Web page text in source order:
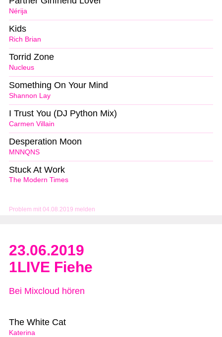
Problem mit 04.08.2019 melden
Nérija
Rich Brian
Kids
Nucleus
Torrid Zone
Shannon Lay
Something On Your Mind
Carmen Villain
I Trust You (DJ Python Mix)
MNNQNS
Desperation Moon
The Modern Times
Stuck At Work
23.06.2019
1LIVE Fiehe
Bei Mixcloud hören
Katerina
The White Cat